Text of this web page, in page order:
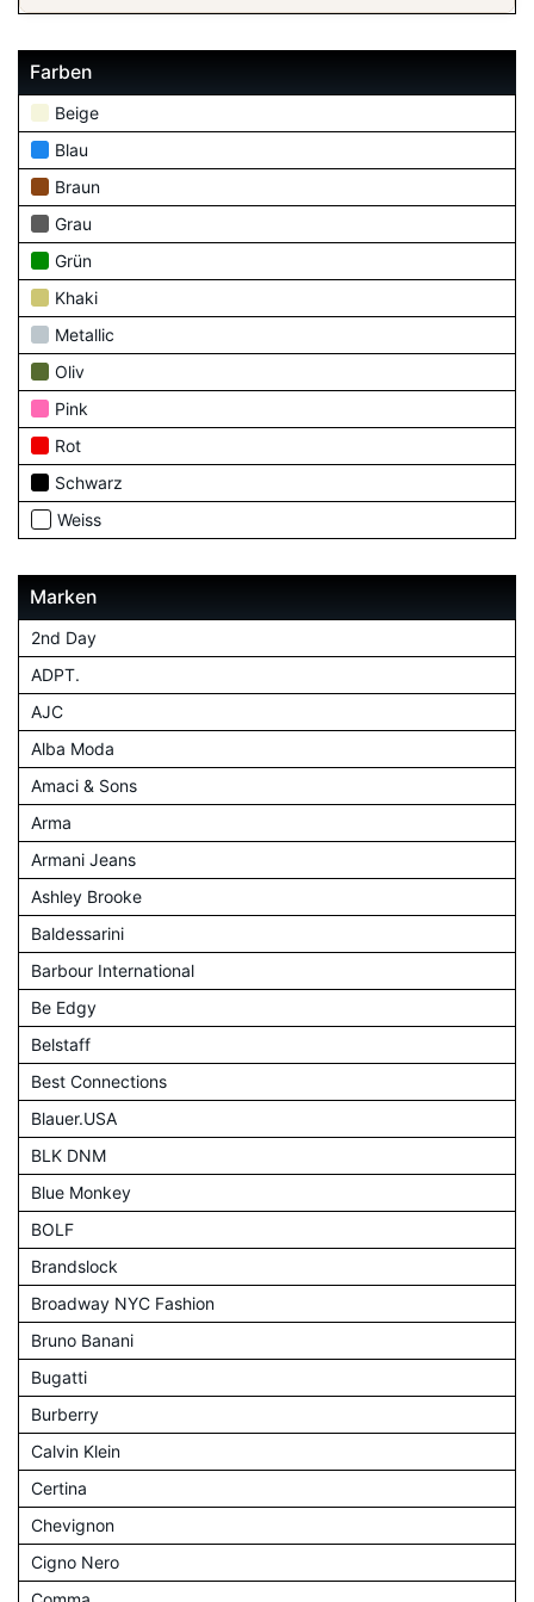
Farben
Beige
Blau
Braun
Grau
Grün
Khaki
Metallic
Oliv
Pink
Rot
Schwarz
Weiss
Marken
2nd Day
ADPT.
AJC
Alba Moda
Amaci & Sons
Arma
Armani Jeans
Ashley Brooke
Baldessarini
Barbour International
Be Edgy
Belstaff
Best Connections
Blauer.USA
BLK DNM
Blue Monkey
BOLF
Brandslock
Broadway NYC Fashion
Bruno Banani
Bugatti
Burberry
Calvin Klein
Certina
Chevignon
Cigno Nero